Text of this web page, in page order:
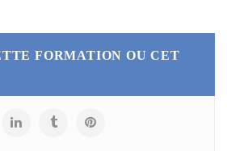
FORMATION OU CET